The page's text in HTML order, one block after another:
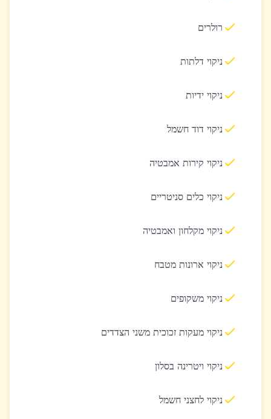
רולרים
ניקוי דלתות
ניקוי ידיות
ניקוי דוד חשמל
ניקוי קירות אמבטיה
ניקוי כלים סניטריים
ניקוי מקלחון ואמבטיה
ניקוי ארונות מטבח
ניקוי משקופים
ניקוי מעקות זכוכית משני הצדדים
ניקוי ויטרינה בסלון
ניקוי לחצני חשמל